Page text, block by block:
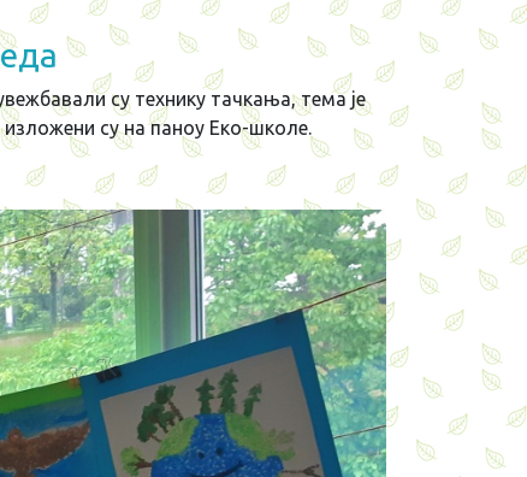
су технику тачкања, тема је
су на паноу Еко-школе.